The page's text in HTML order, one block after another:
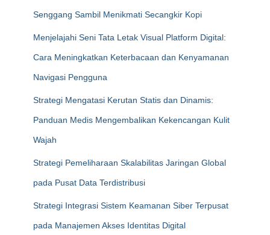
Senggang Sambil Menikmati Secangkir Kopi
Menjelajahi Seni Tata Letak Visual Platform Digital:
Cara Meningkatkan Keterbacaan dan Kenyamanan
Navigasi Pengguna
Strategi Mengatasi Kerutan Statis dan Dinamis:
Panduan Medis Mengembalikan Kekencangan Kulit
Wajah
Strategi Pemeliharaan Skalabilitas Jaringan Global
pada Pusat Data Terdistribusi
Strategi Integrasi Sistem Keamanan Siber Terpusat
pada Manajemen Akses Identitas Digital